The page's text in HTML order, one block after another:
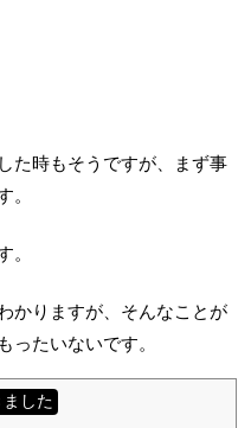
た時もそうですが、まず事
。
。
かりますが、そんなことが
ったいないです。
した